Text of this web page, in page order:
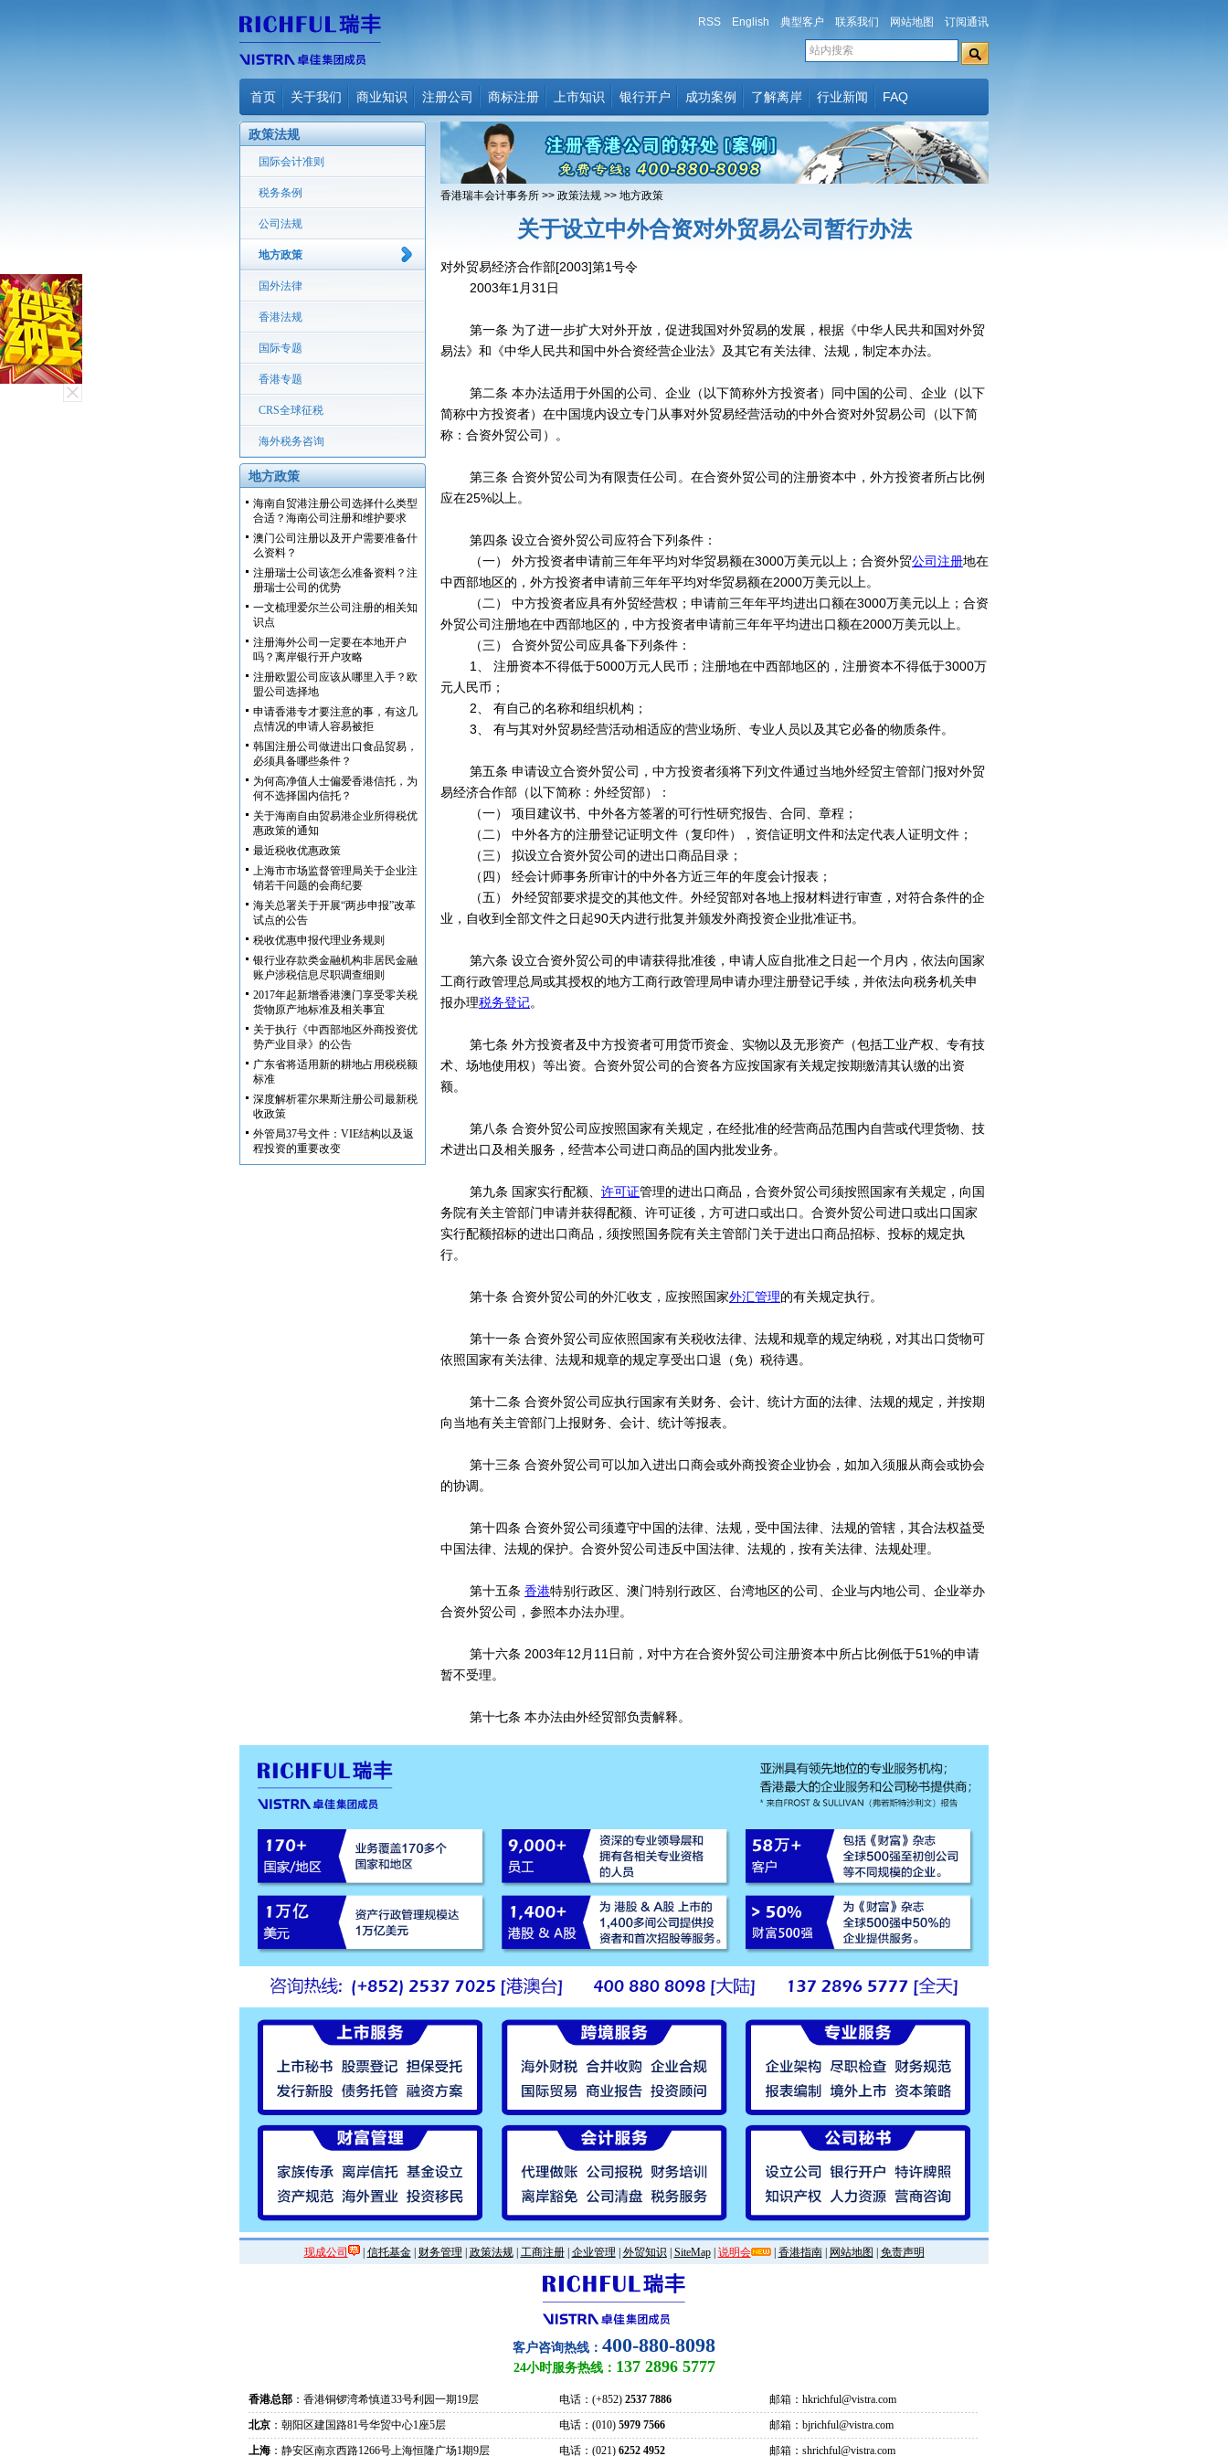
RSS English 典型客户 联系我们 网站地图 订阅通讯
首页 关于我们 商业知识 注册公司 商标注册 上市知识 银行开户 成功案例 了解离岸 行业新闻 FAQ
政策法规
国际会计准则
税务条例
公司法规
地方政策
国外法律
香港法规
国际专题
香港专题
CRS全球征税
海外税务咨询
地方政策
海南自贸港注册公司选择什么类型
合适？海南公司注册和维护要求
澳门公司注册以及开户需要准备什
么资料？
注册瑞士公司该怎么准备资料？注
册瑞士公司的优势
一文梳理爱尔兰公司注册的相关知
识点
注册海外公司一定要在本地开户
吗？离岸银行开户攻略
注册欧盟公司应该从哪里入手？欧
盟公司选择地
申请香港专才要注意的事，有这几
点情况的申请人容易被拒
韩国注册公司做进出口食品贸易，
必须具备哪些条件？
为何高净值人士偏爱香港信托，为
何不选择国内信托？
关于海南自由贸易港企业所得税优
惠政策的通知
最近税收优惠政策
上海市市场监督管理局关于企业注
销若干问题的会商纪要
海关总署关于开展“两步申报”改革
试点的公告
税收优惠申报代理业务规则
银行业存款类金融机构非居民金融
账户涉税信息尽职调查细则
2017年起新增香港澳门享受零关税
货物原产地标准及相关事宜
关于执行《中西部地区外商投资优
势产业目录》的公告
广东省将适用新的耕地占用税税额
标准
深度解析霍尔果斯注册公司最新税
收政策
外管局37号文件：VIE结构以及返
程投资的重要改变
香港瑞丰会计事务所 >> 政策法规 >> 地方政策
关于设立中外合资对外贸易公司暂行办法
对外贸易经济合作部[2003]第1号令
2003年1月31日
第一条 为了进一步扩大对外开放，促进我国对外贸易的发展，根据《中华人民共和国对外贸
易法》和《中华人民共和国中外合资经营企业法》及其它有关法律、法规，制定本办法。
第二条 本办法适用于外国的公司、企业（以下简称外方投资者）同中国的公司、企业（以下
简称中方投资者）在中国境内设立专门从事对外贸易经营活动的中外合资对外贸易公司（以下简
称：合资外贸公司）。
第三条 合资外贸公司为有限责任公司。在合资外贸公司的注册资本中，外方投资者所占比例
应在25%以上。
第四条 设立合资外贸公司应符合下列条件：
（一） 外方投资者申请前三年年平均对华贸易额在3000万美元以上；合资外贸公司注册地在
中西部地区的，外方投资者申请前三年年平均对华贸易额在2000万美元以上。
（二） 中方投资者应具有外贸经营权；申请前三年年平均进出口额在3000万美元以上；合资
外贸公司注册地在中西部地区的，中方投资者申请前三年年平均进出口额在2000万美元以上。
（三） 合资外贸公司应具备下列条件：
1、 注册资本不得低于5000万元人民币；注册地在中西部地区的，注册资本不得低于3000万
元人民币；
2、 有自己的名称和组织机构；
3、 有与其对外贸易经营活动相适应的营业场所、专业人员以及其它必备的物质条件。
第五条 申请设立合资外贸公司，中方投资者须将下列文件通过当地外经贸主管部门报对外贸
易经济合作部（以下简称：外经贸部）：
（一） 项目建议书、中外各方签署的可行性研究报告、合同、章程；
（二） 中外各方的注册登记证明文件（复印件），资信证明文件和法定代表人证明文件；
（三） 拟设立合资外贸公司的进出口商品目录；
（四） 经会计师事务所审计的中外各方近三年的年度会计报表；
（五） 外经贸部要求提交的其他文件。外经贸部对各地上报材料进行审查，对符合条件的企
业，自收到全部文件之日起90天内进行批复并颁发外商投资企业批准证书。
第六条 设立合资外贸公司的申请获得批准後，申请人应自批准之日起一个月内，依法向国家
工商行政管理总局或其授权的地方工商行政管理局申请办理注册登记手续，并依法向税务机关申
报办理税务登记。
第七条 外方投资者及中方投资者可用货币资金、实物以及无形资产（包括工业产权、专有技
术、场地使用权）等出资。合资外贸公司的合资各方应按国家有关规定按期缴清其认缴的出资
额。
第八条 合资外贸公司应按照国家有关规定，在经批准的经营商品范围内自营或代理货物、技
术进出口及相关服务，经营本公司进口商品的国内批发业务。
第九条 国家实行配额、 许可证管理的进出口商品，合资外贸公司须按照国家有关规定，向国
务院有关主管部门申请并获得配额、许可证後，方可进口或出口。合资外贸公司进口或出口国家
实行配额招标的进出口商品，须按照国务院有关主管部门关于进出口商品招标、投标的规定执
行。
第十条 合资外贸公司的外汇收支，应按照国家外汇管理的有关规定执行。
第十一条 合资外贸公司应依照国家有关税收法律、法规和规章的规定纳税，对其出口货物可
依照国家有关法律、法规和规章的规定享受出口退（免）税待遇。
第十二条 合资外贸公司应执行国家有关财务、会计、统计方面的法律、法规的规定，并按期
向当地有关主管部门上报财务、会计、统计等报表。
第十三条 合资外贸公司可以加入进出口商会或外商投资企业协会，如加入须服从商会或协会
的协调。
第十四条 合资外贸公司须遵守中国的法律、法规，受中国法律、法规的管辖，其合法权益受
中国法律、法规的保护。合资外贸公司违反中国法律、法规的，按有关法律、法规处理。
第十五条 香港特别行政区、澳门特别行政区、台湾地区的公司、企业与内地公司、企业举办
合资外贸公司，参照本办法办理。
第十六条 2003年12月11日前，对中方在合资外贸公司注册资本中所占比例低于51%的申请
暂不受理。
第十七条 本办法由外经贸部负责解释。
现成公司 | 信托基金| 财务管理 政策法规| 工商注册| 企业管理 外贸知识 SiteMap| 说明会 | 香港指南| 网站地图 免责声明
客户咨询热线： 400-880-8098
24小时服务热线： 137 2896 5777
香港总部 ：香港铜锣湾希慎道33号利园一期19层 电话：(+852) 2537 7886
邮箱：hkrichful@vistra.com
北京 ：朝阳区建国路81号华贸中心1座5层 电话：(010) 5979 7566
邮箱：bjrichful@vistra.com
上海 ：静安区南京西路1266号上海恒隆广场1期9层 电话：(021) 6252 4952 邮箱：shrichful@vistra.com